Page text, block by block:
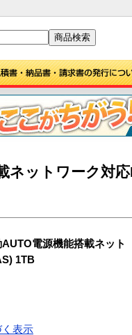
ネットワーク対
電源機能搭載ネット
1TB
表示